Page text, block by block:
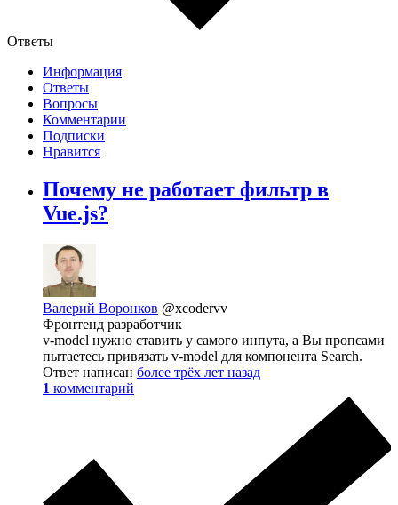
Ответы
Информация
Ответы
Вопросы
Комментарии
Подписки
Нравится
Почему не работает фильтр в
Vue.js?
Валерий Воронков @xcodervv
Фронтенд разработчик
v-model нужно ставить у самого инпута, а Вы пропсами
пытаетесь привязать v-model для компонента Search.
Ответ написан более трёх лет назад
1 комментарий